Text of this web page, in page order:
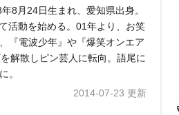
8月24日生まれ、愛知県出身。
活動を始める。01年より、お笑
『電波少年』や『爆笑オンエア
解散しピン芸人に転向。語尾に
。
2014-07-23 更新